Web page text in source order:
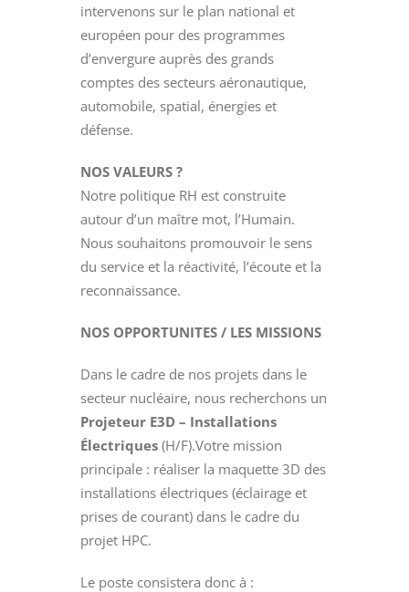
intervenons sur le plan national et
européen pour des programmes
d’envergure auprès des grands
comptes des secteurs aéronautique,
automobile, spatial, énergies et
défense.
NOS VALEURS ?
Notre politique RH est construite
autour d’un maître mot, l’Humain.
Nous souhaitons promouvoir le sens
du service et la réactivité, l’écoute et la
reconnaissance.
NOS OPPORTUNITES / LES MISSIONS
Dans le cadre de nos projets dans le
secteur nucléaire, nous recherchons un
Projeteur E3D – Installations
Électriques (H/F).Votre mission
principale : réaliser la maquette 3D des
installations électriques (éclairage et
prises de courant) dans le cadre du
projet HPC.
Le poste consistera donc à :